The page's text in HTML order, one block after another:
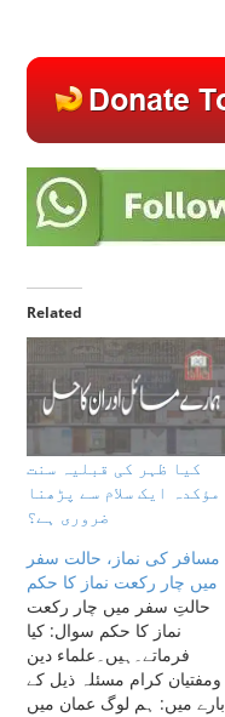
Related
کیا ظہر کی قبلیہ سنت
مؤکدہ ایک سلام سے پڑھنا
ضروری ہے؟
مسافر کی نماز، حالت سفر
میں چار رکعت نماز کا حکم
حالتِ سفر میں چار رکعت
نماز کا حکم سوال: کیا
فرماتے۔ہیں۔علماء دین
ومفتیان کرام مسئلہ ذیل کے
بارے میں: ہم لوگ عمان میں